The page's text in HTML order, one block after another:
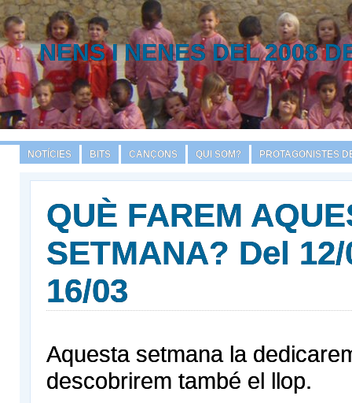
NENS I NENES DEL 2008
NOTÍCIES BITS CANÇONS QUI SOM? PROTAGONISTES
QUÈ FAREM
SETMANA? Del
16/03
Aquesta setmana la
descobrirem també el llop.